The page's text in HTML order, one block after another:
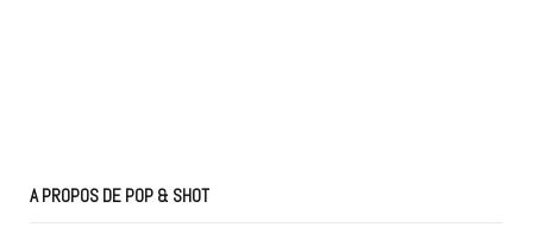
A PROPOS DE POP & SHOT